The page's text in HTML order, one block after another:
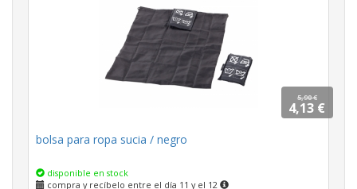
5,90 €
4,13 €
bolsa para ropa sucia / negro
disponible en stock
compra y recíbelo entre el día 11 y el 12